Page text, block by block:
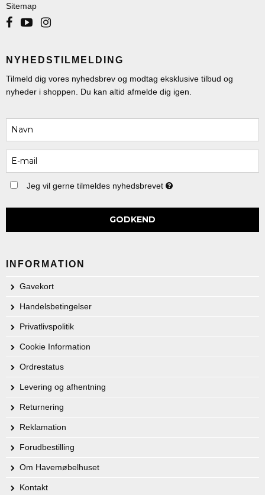
Sitemap
NYHEDSTILMELDING
Tilmeld dig vores nyhedsbrev og modtag eksklusive tilbud og
nyheder i shoppen. Du kan altid afmelde dig igen.
Jeg vil gerne tilmeldes nyhedsbrevet
GODKEND
INFORMATION
Gavekort
Handelsbetingelser
Privatlivspolitik
Cookie Information
Ordrestatus
Levering og afhentning
Returnering
Reklamation
Forudbestilling
Om Havemøbelhuset
Kontakt